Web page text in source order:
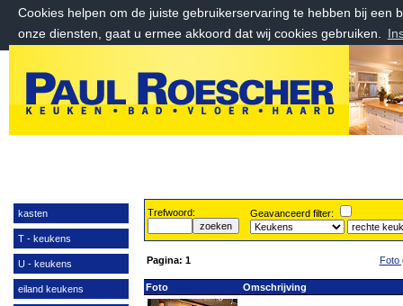
Cookies helpen om de juiste gebruikerservaring te hebben bij een
onze diensten, gaat u ermee akkoord dat wij cookies gebruiken.
zondag 9 augustus 2026, 14:51 uur
Welkom bij Paul Roescher Outlet
kasten
T - keukens
U - keukens
eiland keukens
Trefwoord: Geavanceerd filter:
Pagina: 1 Foto
Foto Omschrijving